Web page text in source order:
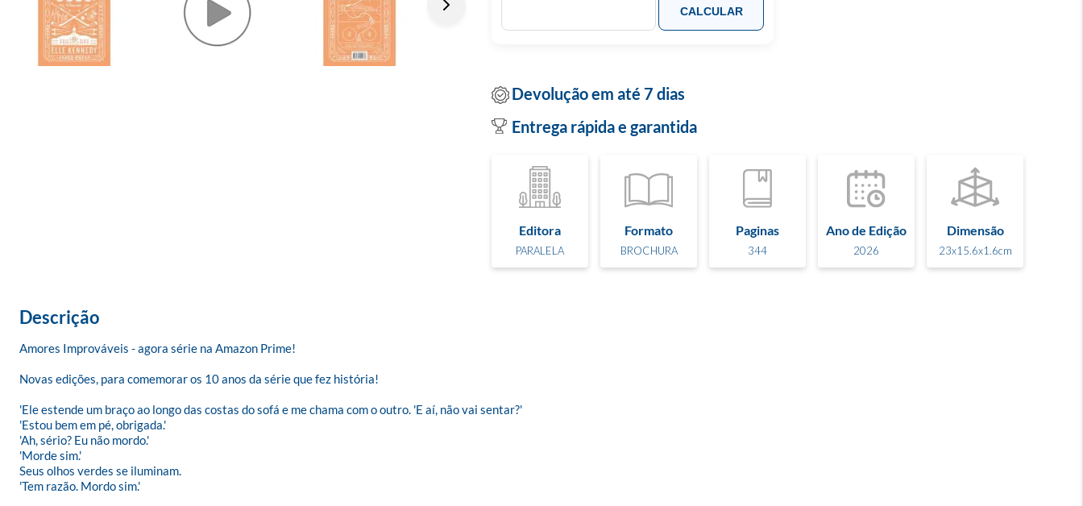
CALCULAR
Devolução em até 7 dias
Entrega rápida e garantida
Editora
PARALELA
Formato
BROCHURA
Paginas
344
Ano de Edição
2026
Dimensão
23x15.6x1.6cm
Descrição
Amores Improváveis - agora série na Amazon Prime!
Novas edições, para comemorar os 10 anos da série que fez história!
'Ele estende um braço ao longo das costas do sofá e me chama com o outro. 'E aí, não vai sentar?'
'Estou bem em pé, obrigada.'
'Ah, sério? Eu não mordo.'
'Morde sim.'
Seus olhos verdes se iluminam.
'Tem razão. Mordo sim.'